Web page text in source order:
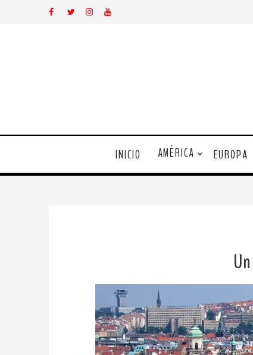
INICIO AMÉRICA EUROPA